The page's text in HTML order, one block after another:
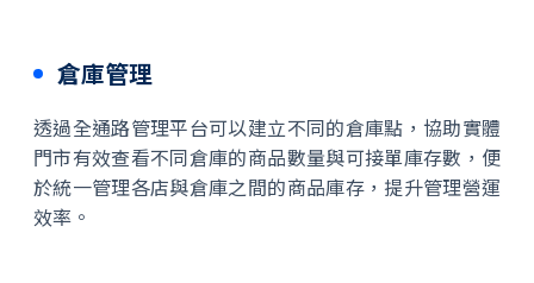
倉庫管理
透過全通路管理平台可以建立不同的倉庫點，協助實體
門市有效查看不同倉庫的商品數量與可接單庫存數，便
於統一管理各店與倉庫之間的商品庫存，提升管理營運
效率。